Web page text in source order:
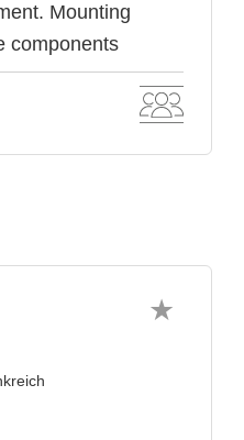
Mounting
components